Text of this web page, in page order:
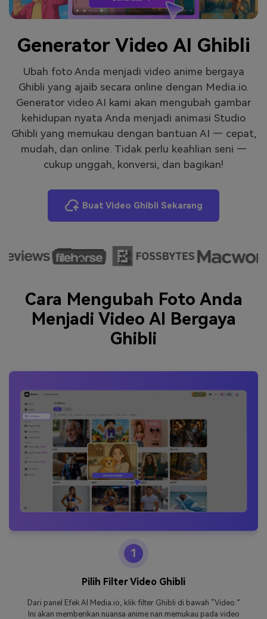
Tips & Tutorial AI
Postingan Terbaru
Jelajahi Lebih Banyak >>
Masuk
Berkreasi dengan AI
Generator Video AI Ghibli
Ubah foto Anda menjadi video anime bergaya
Ghibli yang ajaib secara online dengan Media.io.
Generator video AI kami akan mengubah gambar
kehidupan nyata Anda menjadi animasi Studio
Ghibli yang memukau dengan bantuan AI — cepat,
mudah, dan online. Tidak perlu keahlian seni —
cukup unggah, konversi, dan bagikan!
Buat Video Ghibli Sekarang
Cara Mengubah Foto Anda
Menjadi Video AI Bergaya
Ghibli
1
Pilih Filter Video Ghibli
Dari panel Efek AI Media.io, klik filter Ghibli di bawah “Video.”
Ini akan memberikan nuansa anime nan memukau pada video